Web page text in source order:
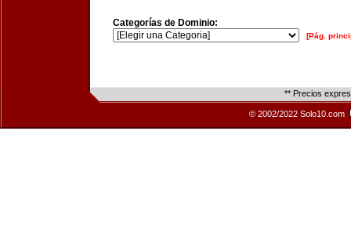
Categorías de Dominio:
[Pág.
** Precios
© 2002/2022 Solo10.com